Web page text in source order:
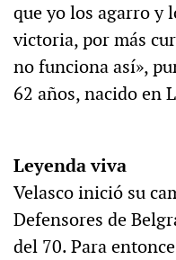
que yo los agarro y
victoria, por más
no funciona así»,
62 años, nacido en
Leyenda viva
Velasco inició su
Defensores de
del 70. Para